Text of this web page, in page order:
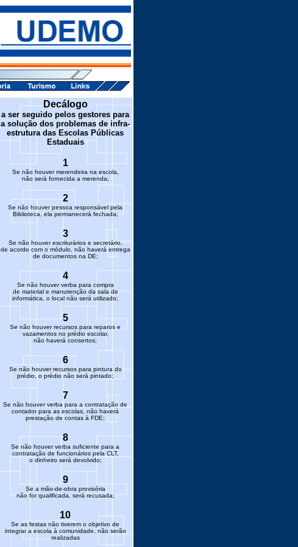
Decálogo
a ser seguido pelos gestores para
a solução dos problemas de infra-
estrutura das Escolas Públicas
Estaduais
1
Se não houver merendeira na escola,
não será fornecida a merenda;
2
Se não houver pessoa responsável pela
Biblioteca, ela permanecerá fechada;
3
Se não houver escriturários e secretário,
de acordo com o módulo, não haverá entrega
de documentos na DE;
4
Se não houver verba para compra
de material e manutenção da sala de
informática, o local não será utilizado;
5
Se não houver recursos para reparos e
vazamentos no prédio escolar,
não haverá consertos;
6
Se não houver recursos para pintura do
prédio, o prédio não será pintado;
7
Se não houver verba para a contratação de
contador para as escolas, não haverá
prestação de contas à FDE;
8
Se não houver verba suficiente para a
contratação de funcionários pela CLT,
o dinheiro será devolvido;
9
Se a mão-de-obra provisória
não for qualificada, será recusada;
10
Se as festas não tiverem o objetivo de
integrar a escola à comunidade, não serão
realizadas